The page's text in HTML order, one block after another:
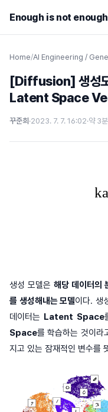
Enough is not enough
Home/AI Engineering /
[Diffusion] 생성
Latent Space
꾸준희 ·2023. 7. 7. 16:02·약 3
생성 모델은해당 데이터의
를 생성해내는 모델이다. 생
데이터는 Latent Space
Space를 학습하는 것이
지고 있는 잠재적인 변수를